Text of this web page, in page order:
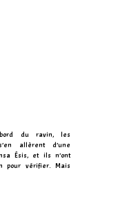
du ravin, les
allèrent d’une
Ésis, et ils n’ont
pour vérifier. Mais